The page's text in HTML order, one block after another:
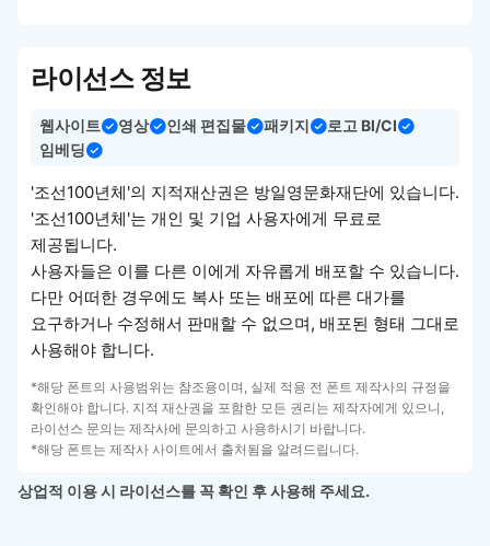
라이선스 정보
웹사이트 영상 인쇄 편집물 패키지
로고 BI/CI
임베딩
'조선100년체'의 지적재산권은 방일영문화재단에 있습니다.
'조선100년체'는 개인 및 기업 사용자에게 무료로
제공됩니다.
사용자들은 이를 다른 이에게 자유롭게 배포할 수 있습니다.
다만 어떠한 경우에도 복사 또는 배포에 따른 대가를
요구하거나 수정해서 판매할 수 없으며, 배포된 형태 그대로
사용해야 합니다.
*해당 폰트의 사용범위는 참조용이며, 실제 적용 전 폰트 제작사의 규정을
확인해야 합니다. 지적 재산권을 포함한 모든 권리는 제작자에게 있으니,
라이선스 문의는 제작사에 문의하고 사용하시기 바랍니다.
*해당 폰트는 제작사 사이트에서 출처됨을 알려드립니다.
상업적 이용 시 라이선스를 꼭 확인 후 사용해 주세요.